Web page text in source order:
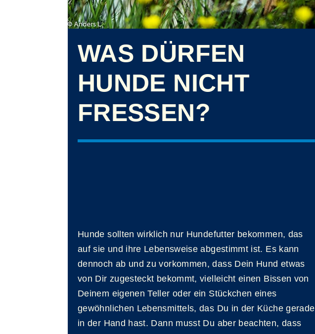
WAS DÜRFEN
HUNDE NICHT
FRESSEN?
Hunde sollten wirklich nur Hundefutter bekommen, das
auf sie und ihre Lebensweise abgestimmt ist. Es kann
dennoch ab und zu vorkommen, dass Dein Hund etwas
von Dir zugesteckt bekommt, vielleicht einen Bissen von
Deinem eigenen Teller oder ein Stückchen eines
gewöhnlichen Lebensmittels, das Du in der Küche gerade
in der Hand hast. Dann musst Du aber beachten, dass